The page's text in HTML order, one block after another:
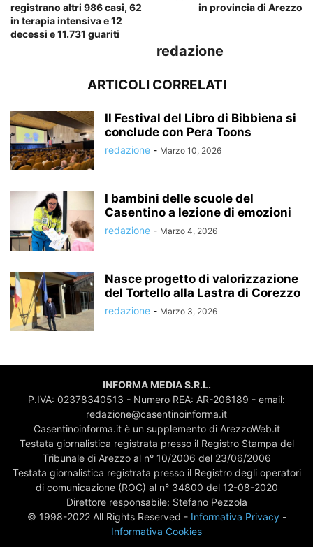
registrano altri 986 casi, 62
in terapia intensiva e 12
decessi e 11.731 guariti
in provincia di Arezzo
redazione
ARTICOLI CORRELATI
Il Festival del Libro di Bibbiena si
conclude con Pera Toons
redazione - Marzo 10, 2026
I bambini delle scuole del
Casentino a lezione di emozioni
redazione - Marzo 4, 2026
Nasce progetto di valorizzazione
del Tortello alla Lastra di Corezzo
redazione - Marzo 3, 2026
INFORMA MEDIA S.R.L.
P.IVA: 02378340513 - Numero REA: AR-206189 - email:
redazione@casentinoinforma.it
Casentinoinforma.it è un supplemento di ArezzoWeb.it
Testata giornalistica registrata presso il Registro Stampa del
Tribunale di Arezzo al n° 10/2006 del 23/06/2006
Testata giornalistica registrata presso il Registro degli operatori
di comunicazione (ROC) al n° 34800 del 12-08-2020
Direttore responsabile: Stefano Pezzola
© 1998-2022 All Rights Reserved - Informativa Privacy-
Informativa Cookies